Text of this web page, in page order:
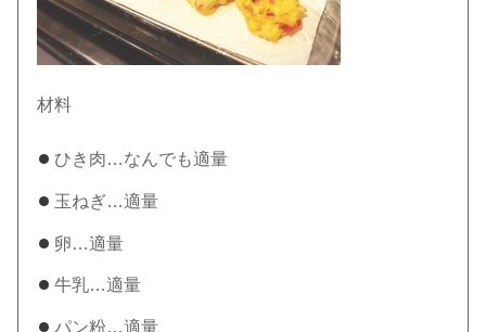
材料
ひき肉…なんでも適量
玉ねぎ…適量
卵…適量
牛乳…適量
パン粉…適量